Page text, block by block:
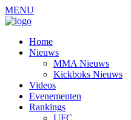
MENU
Home
Nieuws
MMA Nieuws
Kickboks Nieuws
Videos
Evenementen
Rankings
UFC